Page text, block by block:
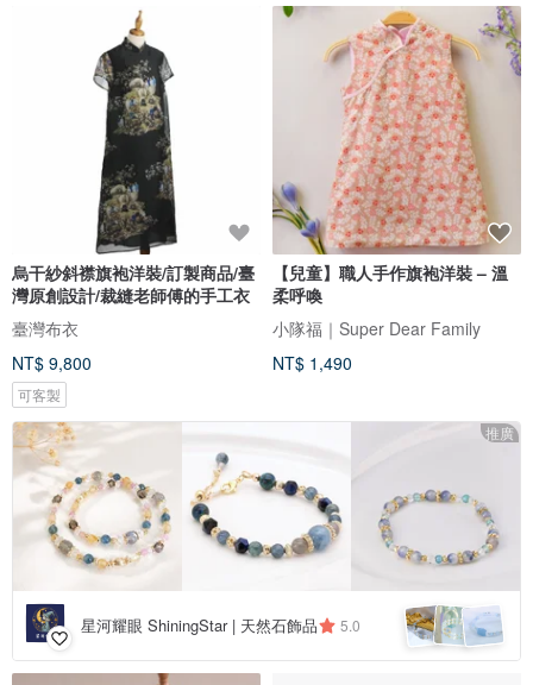
烏干紗斜襟旗袍洋裝/訂製商品/臺
灣原創設計/裁縫老師傅的手工衣
臺灣布衣
NT$ 9,800
可客製
【兒童】職人手作旗袍洋裝 – 溫
柔呼喚
小隊福｜Super Dear Family
NT$ 1,490
推廣
星河耀眼 ShiningStar | 天然石飾品 5.0